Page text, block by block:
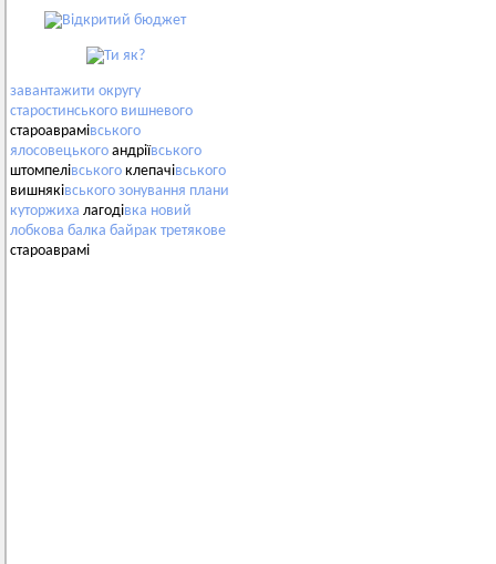
завантажити округу
старостинського вишневого
староаврамівського
ялосовецького андріївського
штомпелівського клепачівського
вишняківського зонування плани
куторжиха лагодівка новий
лобкова балка байрак третякове
староаврамі